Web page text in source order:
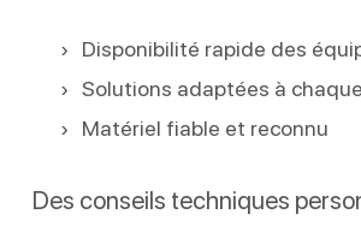
Disponibilité rapide des
Solutions adaptées à
Matériel fiable et reconnu
Des conseils techniques